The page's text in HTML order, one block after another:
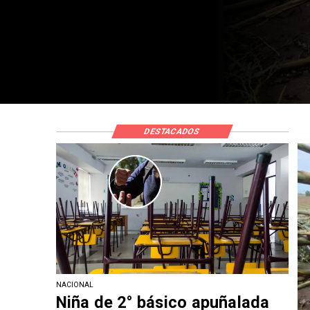
NACIONAL
Niña de 2° básico apuñalada
DESTACADOS